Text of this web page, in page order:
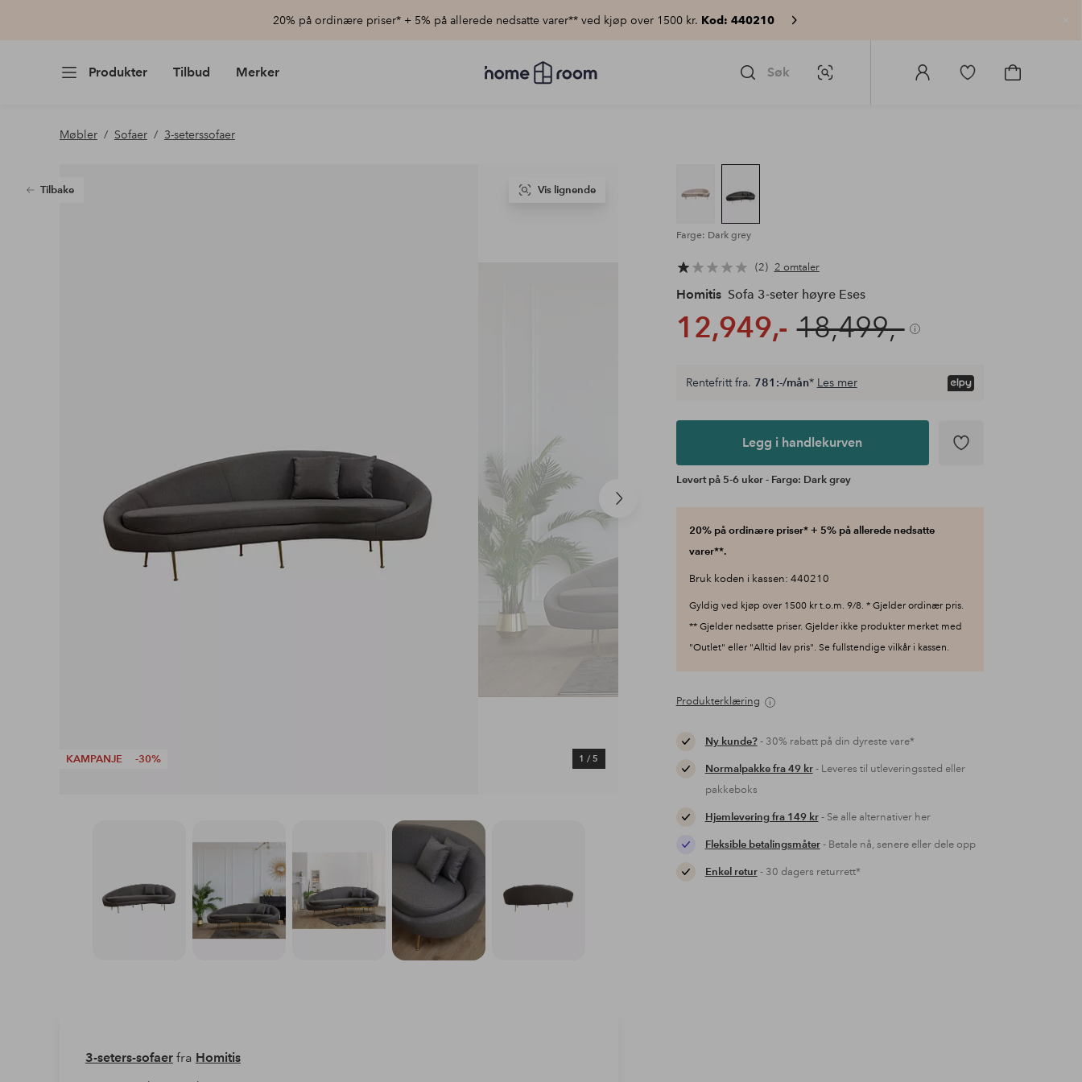
20% på ordinære priser* + 5% på allerede nedsatte varer** ved kjøp over 1500 kr. Kod: 440210
Produkter Tilbud Merker
Homeroom
–
Søk Bildesøk
Logg
Gå
Gå
Møbler Sofaer 3-seterssofaer
Tilbake
Neste
KAMPANJE -30% 1 / 5
Vis lignende
Farge: Dark grey
2 2 omtaler
Homitis Sofa 3-seter høyre Eses
12,949,- 18,499,-
Rentefritt fra. 781:-/mån* Les mer
Legg i handlekurven
Levert på 5-6 uker - Farge: Dark grey
20% på ordinære priser* + 5% på allerede nedsatte
varer**.
Bruk koden i kassen: 440210
Gyldig ved kjøp over 1500 kr t.o.m. 9/8. * Gjelder ordinær pris.
** Gjelder nedsatte priser. Gjelder ikke produkter merket med
"Outlet" eller "Alltid lav pris". Se fullstendige vilkår i kassen.
Produkterklæring
Ny kunde?- 30% rabatt på din dyreste vare*
Normalpakke fra 49 kr- Leveres til utleveringssted eller
pakkeboks
Hjemlevering fra 149 kr- Se alle alternativer her
Fleksible betalingsmåter- Betale nå, senere eller dele opp
Enkel retur- 30 dagers returrett*
3-seters-sofaerfra Homitis